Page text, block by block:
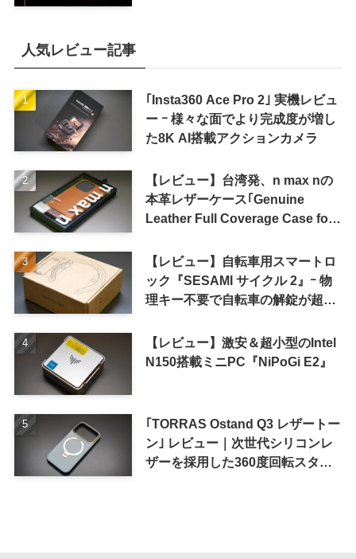
人気レビュー記事
｢Insta360 Ace Pro 2｣ 実機レビュ
ー ｰ 様々な面でより完成度が増し
た8K AI搭載アクションカメラ
【レビュー】台湾発、n max nの
本革レザーケース｢Genuine
Leather Full Coverage Case for
【レビュー】自転車用スマートロ
ック『SESAMI サイクル 2』ｰ 物
理キー不要で自転車の解錠が超簡
【レビュー】激安＆超小型のIntel
N150搭載ミニPC『NiPoGi E2』
｢TORRAS Ostand Q3 レザートー
ン｣ レビュー｜次世代シリコンレ
ザーを採用した360度回転スタン